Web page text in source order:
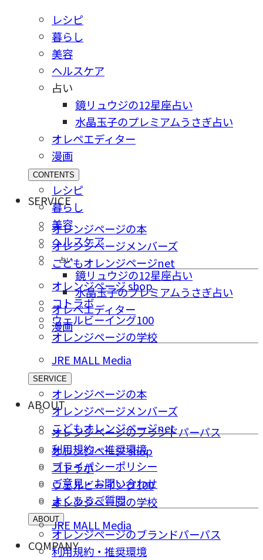
レシピ
暮らし
美容
ヘルスケア
占い
鏡リュウジの12星座占い
水晶玉子のプレミアムうさぎ占い
オレペエディター
漫画
CONTENTS
レシピ
暮らし
美容
ヘルスケア
占い
鏡リュウジの12星座占い
水晶玉子のプレミアムうさぎ占い
オレペエディター
漫画
SERVICE
オレンジページの本
オレンジページメンバーズ
こどもオレンジページnet
オレンジページ shop
コトラボ
ウェルビーイング100
オレンジページの学校
JRE MALL Media
SERVICE
オレンジページの本
オレンジページメンバーズ
こどもオレンジページnet
オレンジページ shop
コトラボ
ウェルビーイング100
オレンジページの学校
JRE MALL Media
ABOUT
オレンジページのブランドパーパス
利用規約・推奨環境
プライバシーポリシー
ご意⾒・お問い合わせ
よくあるご質問
ABOUT
オレンジページのブランドパーパス
利用規約・推奨環境
COMPANY